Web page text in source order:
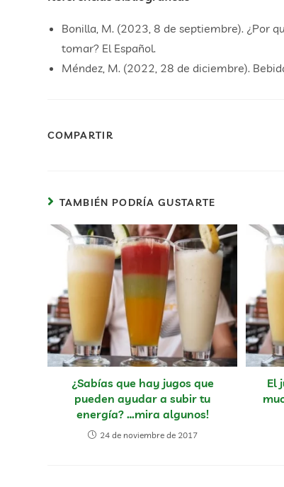
Bonilla, M. (2023, 8 de septiembre). ¿Por
tomar? El Español.
Méndez, M. (2022, 28 de diciembre).
COMPARTIR
TAMBIÉN PODRÍA GUSTARTE
¿Sabías que hay jugos que
pueden ayudar a subir tu
energía? …mira algunos!
24 de noviembre de 2017
El